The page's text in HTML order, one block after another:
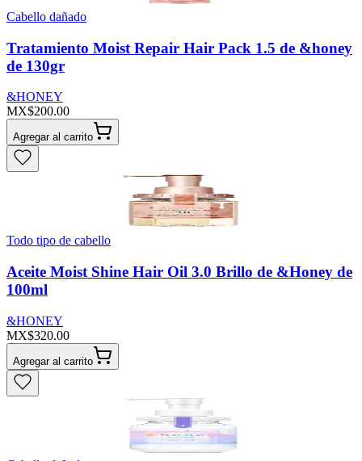
Cabello dañado
Tratamiento Moist Repair Hair Pack 1.5 de &honey
de 130gr
&HONEY
MX$200.00
Agregar al carrito
Todo tipo de cabello
Aceite Moist Shine Hair Oil 3.0 Brillo de &Honey de
100ml
&HONEY
MX$320.00
Agregar al carrito